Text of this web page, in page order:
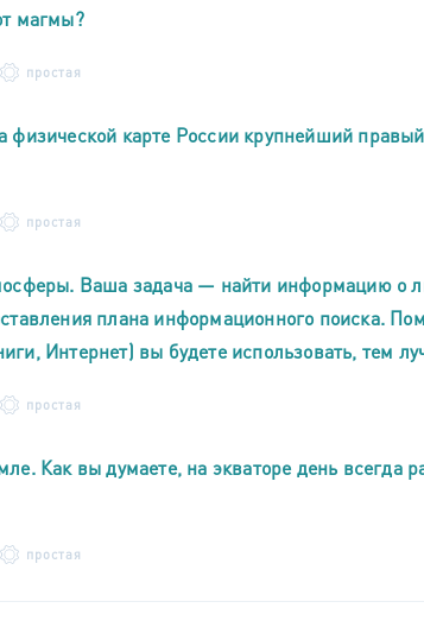
магмы?
простая
физической карте России крупнейший
простая
Ваша задача — найти информацию о
плана информационного поиска.
Интернет) вы будете использовать, тем
простая
Как вы думаете, на экваторе день всегда
простая